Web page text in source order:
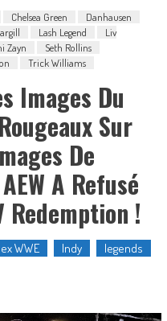
Chelsea Green
Danhausen
Lash Legend
Liv
Zayn
Seth Rollins
Trick Williams
Images Du
Sur
De
A Refusé
Redemption !
ex WWE Indy
legends